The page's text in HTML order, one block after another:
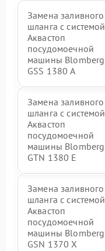
Замена заливного
шланга с системой
Аквастоп
посудомоечной
машины Blomberg
GSS 1380 А
Замена заливного
шланга с системой
Аквастоп
посудомоечной
машины Blomberg
GTN 1380 E
Замена заливного
шланга с системой
Аквастоп
посудомоечной
машины Blomberg
GSN 1370 X